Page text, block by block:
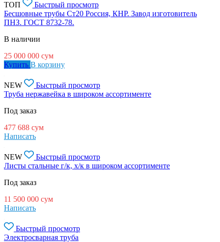
ТОП
Быстрый просмотр
Бесшовные трубы Ст20 Россия, КНР. Завод изготовитель
ПНЗ. ГОСТ 8732-78.
В наличии
25 000 000 сум
Купить В корзину
NEW
Быстрый просмотр
Труба нержавейка в широком ассортименте
Под заказ
477 688 сум
Написать
NEW
Быстрый просмотр
Листы стальные г/к, х/к в широком ассортименте
Под заказ
11 500 000 сум
Написать
Быстрый просмотр
Электросварная труба